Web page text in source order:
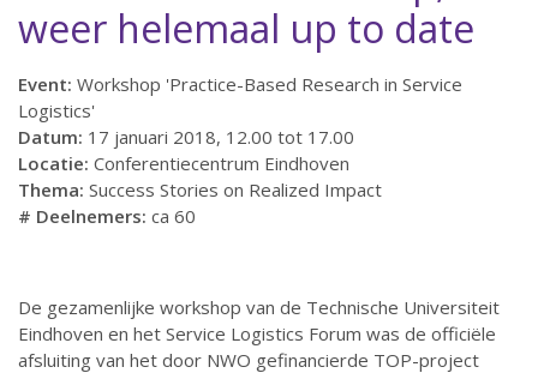
weer helemaal up to date
Event: Workshop 'Practice-Based Research in Service
Logistics'
Datum: 17 januari 2018, 12.00 tot 17.00
Locatie: Conferentiecentrum Eindhoven
Thema: Success Stories on Realized Impact
# Deelnemers: ca 60
De gezamenlijke workshop van de Technische Universiteit
Eindhoven en het Service Logistics Forum was de officiële
afsluiting van het door NWO gefinancierde TOP-project